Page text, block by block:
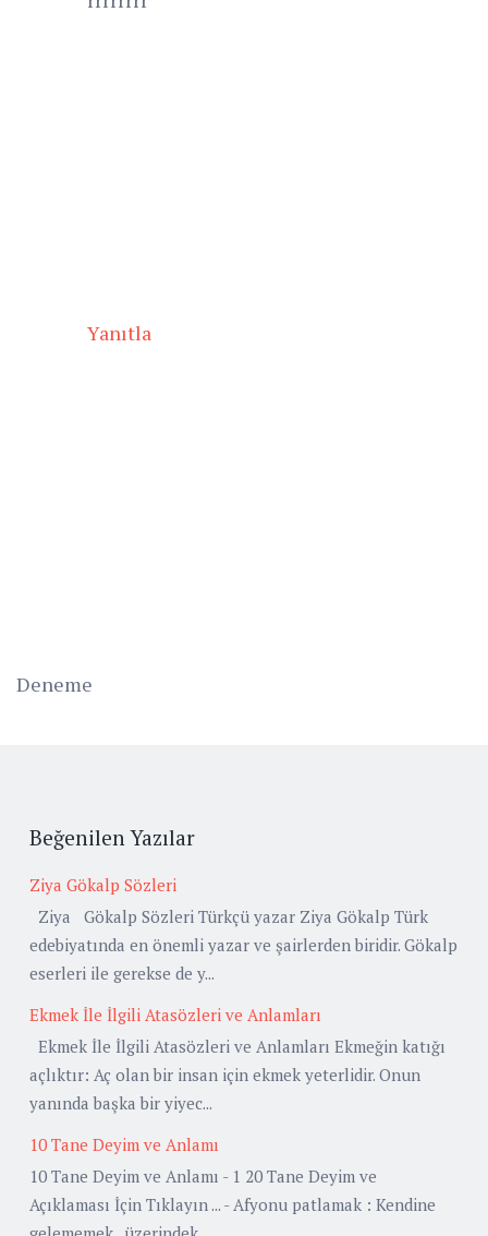
Yanıtla
Deneme
Beğenilen Yazılar
Ziya Gökalp Sözleri
Ziya Gökalp Sözleri Türkçü yazar Ziya Gökalp Türk
edebiyatında en önemli yazar ve şairlerden biridir. Gökalp
eserleri ile gerekse de y...
Ekmek İle İlgili Atasözleri ve Anlamları
Ekmek İle İlgili Atasözleri ve Anlamları Ekmeğin katığı
açlıktır: Aç olan bir insan için ekmek yeterlidir. Onun
yanında başka bir yiyec...
10 Tane Deyim ve Anlamı
10 Tane Deyim ve Anlamı - 1 20 Tane Deyim ve
Açıklaması İçin Tıklayın ... - Afyonu patlamak : Kendine